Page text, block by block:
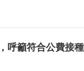
呼籲符合公費接